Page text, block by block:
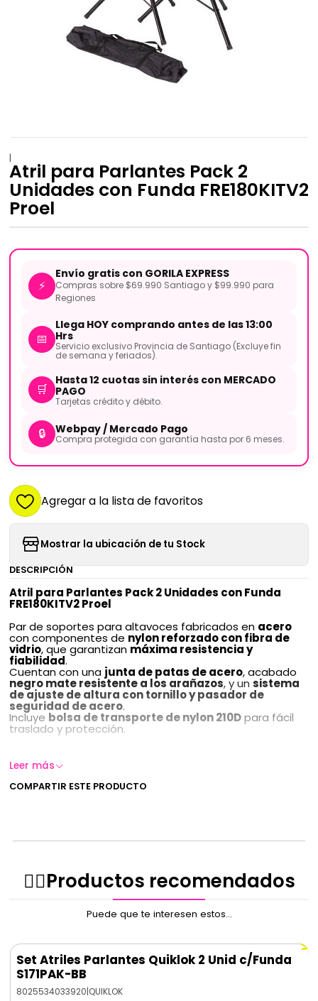
|
Atril para Parlantes Pack 2
Unidades con Funda FRE180KITV2
Proel
⚡
Envío gratis con GORILA EXPRESS
Compras sobre $69.990 Santiago y $99.990 para
Regiones
📅
Llega HOY comprando antes de las 13:00
Hrs
Servicio exclusivo Provincia de Santiago (Excluye fin
de semana y feriados).
🛒
Hasta 12 cuotas sin interés con MERCADO
PAGO
Tarjetas crédito y débito.
🔒 Webpay / Mercado Pago
Compra protegida con garantía hasta por 6 meses.
Agregar a la lista de favoritos
Mostrar la ubicación de tu Stock
DESCRIPCIÓN
Atril para Parlantes Pack 2 Unidades con Funda
FRE180KITV2 Proel
Par de soportes para altavoces fabricados en acero
con componentes de nylon reforzado con fibra de
vidrio, que garantizan máxima resistencia y
fiabilidad.
Cuentan con una junta de patas de acero, acabado
negro mate resistente a los arañazos, y un sistema
de ajuste de altura con tornillo y pasador de
seguridad de acero.
Incluye bolsa de transporte de nylon 210Dpara fácil
traslado y protección.
Características técnicas:
Altura máxima:1800 mm
Capacidad de carga:40 kg
Peso total (par):5,9 kg
Bolsa de transporte de nylon 210D
Leer más
COMPARTIR ESTE PRODUCTO
✌🏻️Productos recomendados
Puede que te interesen estos...
Set Atriles Parlantes Quiklok 2 Unid c/Funda
S171PAK-BB
8025534033920|QUIKLOK